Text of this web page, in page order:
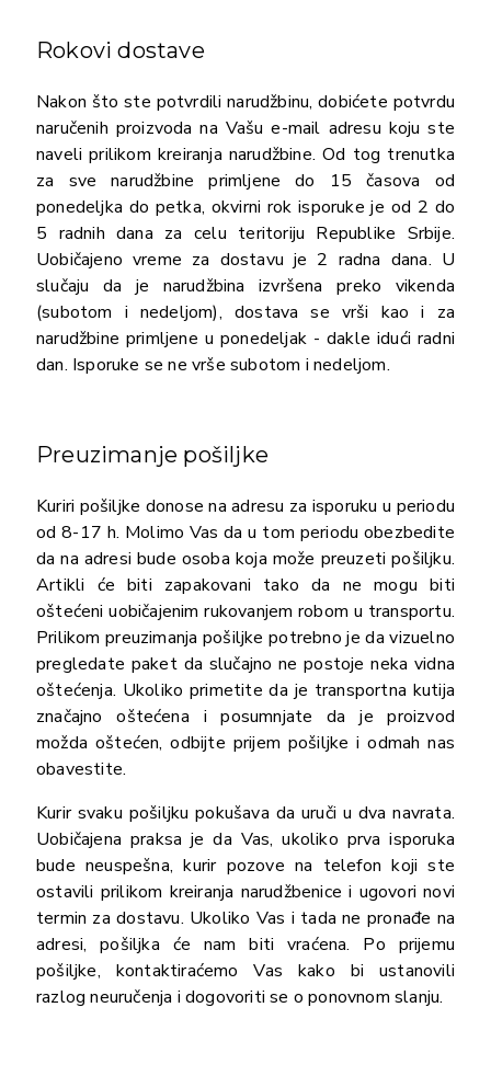
Rokovi dostave
Nakon što ste potvrdili narudžbinu, dobićete potvrdu
naručenih proizvoda na Vašu e-mail adresu koju ste
naveli prilikom kreiranja narudžbine. Od tog trenutka
za sve narudžbine primljene do 15 časova od
ponedeljka do petka, okvirni rok isporuke je od 2 do
5 radnih dana za celu teritoriju Republike Srbije.
Uobičajeno vreme za dostavu je 2 radna dana. U
slučaju da je narudžbina izvršena preko vikenda
(subotom i nedeljom), dostava se vrši kao i za
narudžbine primljene u ponedeljak - dakle idući radni
dan. Isporuke se ne vrše subotom i nedeljom.
Preuzimanje pošiljke
Kuriri pošiljke donose na adresu za isporuku u periodu
od 8-17 h. Molimo Vas da u tom periodu obezbedite
da na adresi bude osoba koja može preuzeti pošiljku.
Artikli će biti zapakovani tako da ne mogu biti
oštećeni uobičajenim rukovanjem robom u transportu.
Prilikom preuzimanja pošiljke potrebno je da vizuelno
pregledate paket da slučajno ne postoje neka vidna
oštećenja. Ukoliko primetite da je transportna kutija
značajno oštećena i posumnjate da je proizvod
možda oštećen, odbijte prijem pošiljke i odmah nas
obavestite.
Kurir svaku pošiljku pokušava da uruči u dva navrata.
Uobičajena praksa je da Vas, ukoliko prva isporuka
bude neuspešna, kurir pozove na telefon koji ste
ostavili prilikom kreiranja narudžbenice i ugovori novi
termin za dostavu. Ukoliko Vas i tada ne pronađe na
adresi, pošiljka će nam biti vraćena. Po prijemu
pošiljke, kontaktiraćemo Vas kako bi ustanovili
razlog neuručenja i dogovoriti se o ponovnom slanju.